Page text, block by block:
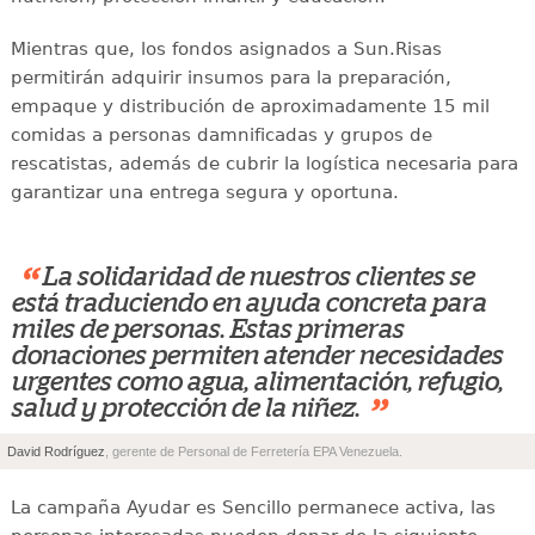
Mientras que, los fondos asignados a Sun.Risas
permitirán adquirir insumos para la preparación,
empaque y distribución de aproximadamente 15 mil
comidas a personas damnificadas y grupos de
rescatistas, además de cubrir la logística necesaria para
garantizar una entrega segura y oportuna.
“ La solidaridad de nuestros clientes se
está traduciendo en ayuda concreta para
miles de personas. Estas primeras
donaciones permiten atender necesidades
urgentes como agua, alimentación, refugio,
salud y protección de la niñez. ”
David Rodríguez , gerente de Personal de Ferretería EPA Venezuela.
La campaña Ayudar es Sencillo permanece activa, las